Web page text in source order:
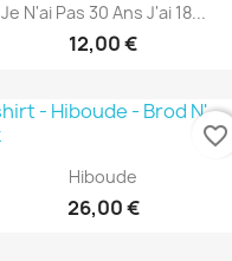
Je N'ai Pas 30 Ans J'ai 18...
12,00 €
Hiboude
26,00 €
favorite_border